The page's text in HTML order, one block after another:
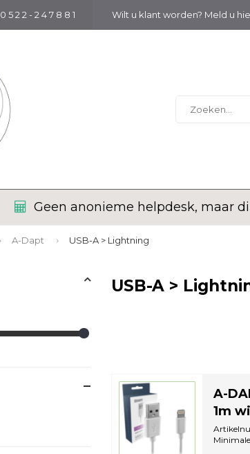
0 5 2 2 - 2 4 7 8 8 1 Wilt u klant worden? Meld u
Geen anonieme helpdesk, maar
A-Dapt USB-A > Lightning
USB-A >
A-
1m